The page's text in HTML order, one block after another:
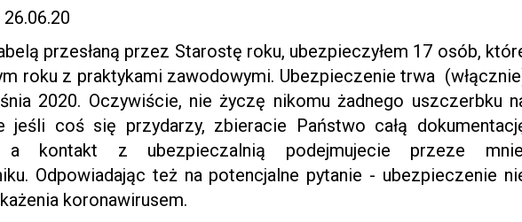
przesłaną przez Starostę roku, ubezpieczyłem 17 osób,
roku z praktykami zawodowymi. Ubezpieczenie trwa
2020. Oczywiście, nie życzę nikomu żadnego uszczerbku
jeśli coś się przydarzy, zbieracie Państwo całą
a kontakt z ubezpieczalnią podejmujecie przeze
Odpowiadając też na potencjalne pytanie - ubezpieczenie
koronawirusem.